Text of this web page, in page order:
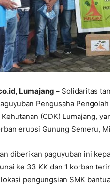
Lumajang – Solidaritas
Pengusaha
Kehutanan (CDK) Lumajang,
erupsi Gunung Semeru,
diberikan paguyuban ini
ke 33 KK dan 1 korban
pengungsian SMK